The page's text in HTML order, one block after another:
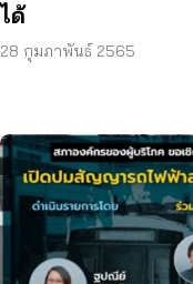
ได้
28 กุมภาพันธ์ 2565